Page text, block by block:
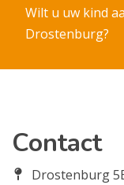
Wilt u uw kind
Drostenburg?
Contact
Drostenburg